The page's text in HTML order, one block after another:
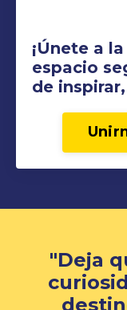
¡Únete a
espacio
de
"Deja